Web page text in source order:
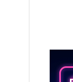
새 안보 위기… 반
여분만에 진화...외국